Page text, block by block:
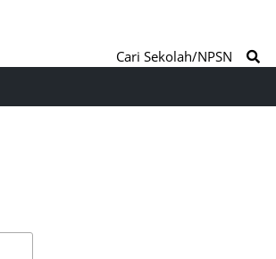
Cari Sekolah/NPSN